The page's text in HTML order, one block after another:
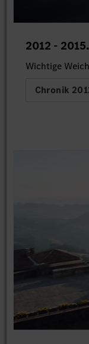
2012 - 2015.
Wichtige
Chronik